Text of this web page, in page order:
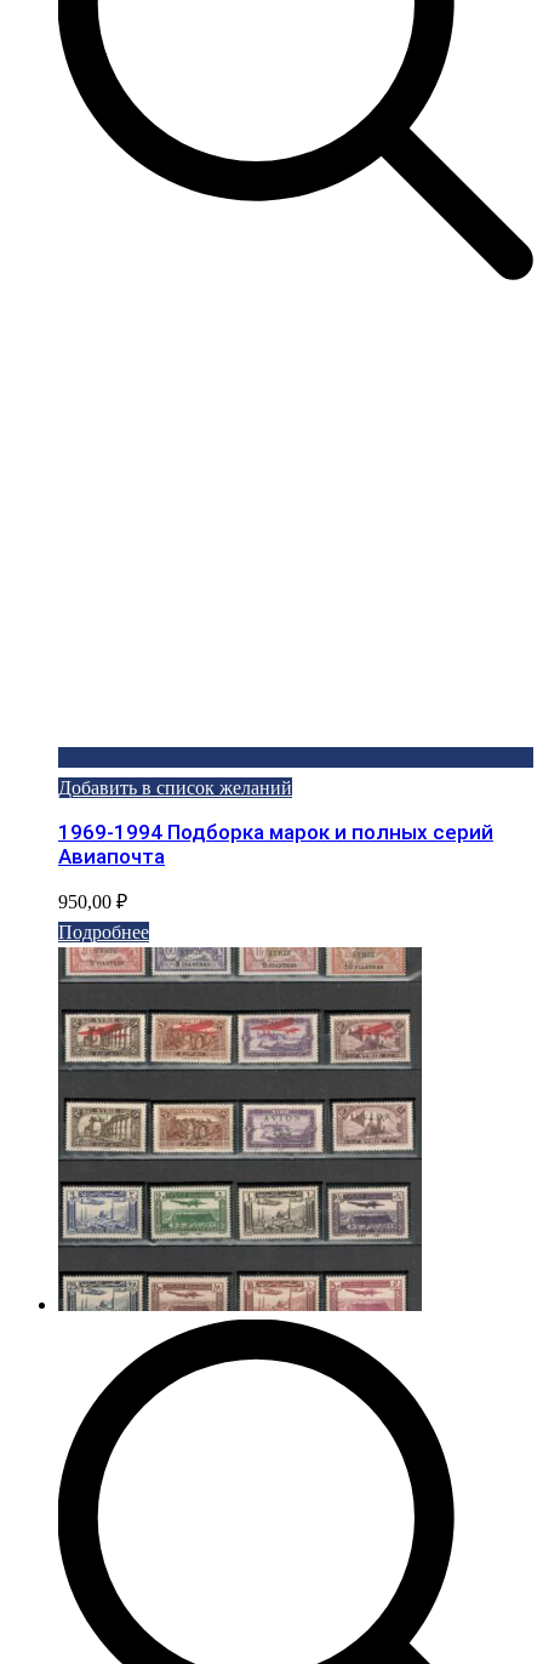
Добавить в список желаний
1969-1994 Подборка марок и полных серий
Авиапочта
950,00 ₽
Подробнее